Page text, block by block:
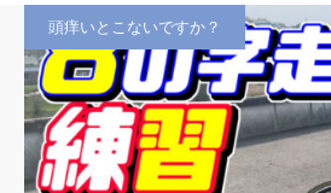
頭痒いとこないですか？